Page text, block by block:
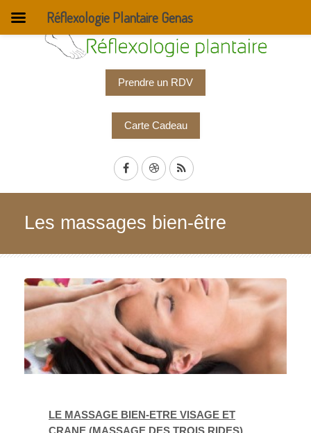
Prendre un RDV
Carte Cadeau
Les massages bien-être
LE MASSAGE BIEN-ETRE VISAGE ET
Réflexologie Plantaire Genas